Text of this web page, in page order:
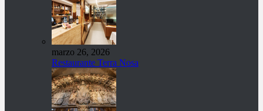
marzo 26, 2026
Restaurante Terra Nosa